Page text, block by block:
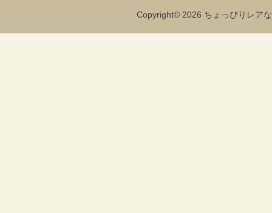
Copyright© 2026 ちょっぴりレ